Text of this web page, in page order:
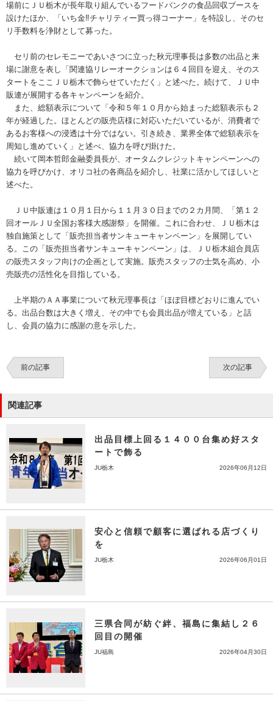
場前にＪＵ栃木が長年取り組んでいるフードバンクの食品回収ブースを
設けたほか、「いち金‼チャリティー買っ得コーナー」を特設し、そのセ
リ手数料を浄財として募った。
セリ前のセレモニーであいさつに立った秋元理事長は多数の出品と来
場に謝意を表し「関連協リレーオークションは６４回目を迎え、そのス
タートをここＪＵ栃木で飾らせていただく」と述べた。続けて、ＪＵ中
販連が展開する各キャンペーンを紹介。
また、総額表示について「令和５年１０月から始まった総額表示も２
年が経過した。ほとんどの販売店様に対応いただいているが、消費者で
あるお客様への浸透は十分ではない。引き続き、業界全体で総額表示を
周知し進めていく」と述べ、協力を呼び掛けた。
続いて岡本哲郎金融委員長が、オータムクレジットキャンペーンへの
協力を呼びかけ、オリコ社の各商品を紹介し、社業に活かしてほしいと
述べた。
ＪＵ中販連は１０月１日から１１月３０日までの２カ月間、「第１２
回オールＪＵ全国お客様大感謝祭」を開催。これに合わせ、ＪＵ栃木は
独自施策として「販売担当者サンキューキャンペーン」を展開してい
る。この「販売担当者サンキューキャンペーン」は、ＪＵ栃木組合員店
の販売スタッフ向けの企画として実施。販売スタッフの士気を高め、小
売販売の活性化を目指している。
上半期のＡＡ事業について秋元理事長は「ほぼ目標どおりに進んでい
る。出品台数は大きく増え、その中でも会員出品が増えている」と話
し、会員の協力に感謝の意を示した。
前の記事 次の記事
関連記事
出品目標上回る１４００台集め好スタ
ートで飾る
JU栃木 2026年06月12日
安心と信頼で顧客に選ばれる店づくり
を
JU栃木 2026年06月01日
三県合同が紡ぐ絆、福島に集結し２６
回目の開催
JU福島 2026年04月30日